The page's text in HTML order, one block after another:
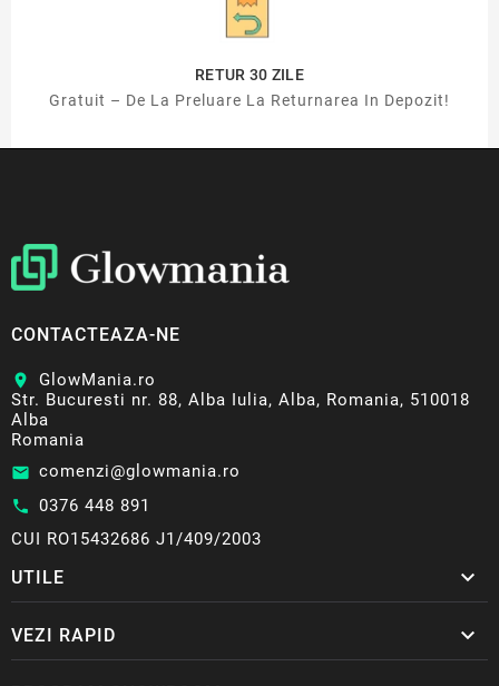
RETUR 30 ZILE
Gratuit – De La Preluare La Returnarea In Depozit!
CONTACTEAZA-NE
location_on
GlowMania.ro
Str. Bucuresti nr. 88, Alba Iulia, Alba, Romania, 510018
Alba
Romania
email comenzi@glowmania.ro
call 0376 448 891
CUI RO15432686 J1/409/2003
UTILE 
VEZI RAPID 